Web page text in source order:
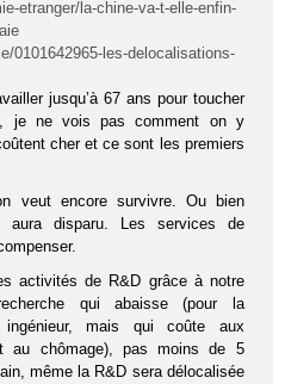
etranger/la-chine-va-t-elle-enfin-
0101642965-les-delocalisations-
jusqu’à 67 ans pour toucher
je ne vois pas comment on y
cher et ce sont les premiers
veut encore survivre. Ou bien
aura disparu. Les services de
activités de R&D grâce à notre
qui abaisse (pour la
mais qui coûte aux
au chômage), pas moins de 5
même la R&D sera délocalisée